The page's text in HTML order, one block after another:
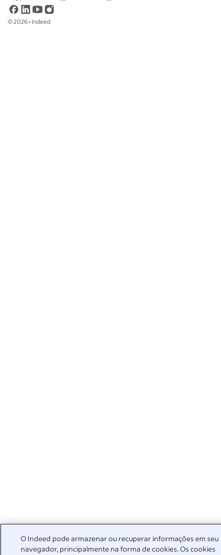
O Indeed pode armazenar ou recuperar informações em seu
navegador, principalmente na forma de cookies. Os cookies
©2026• Indeed